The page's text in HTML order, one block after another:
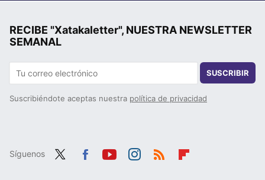
RECIBE "Xatakaletter", NUESTRA NEWSLETTER
SEMANAL
SUSCRIBIR
Suscribiéndote aceptas nuestra política de privacidad
Síguenos